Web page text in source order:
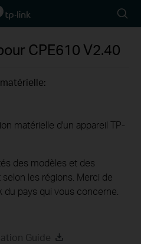
icon
CPE610 V2.40
matérielle d'un appareil TP-
des modèles et des
les régions. Merci de
pays qui vous concerne.
Guide